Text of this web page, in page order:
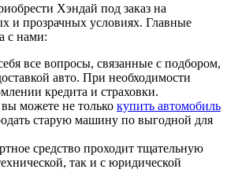
Хэндай под заказ на
и прозрачных условиях. Главные
с нами:
все вопросы, связанные с подбором,
авто. При необходимости
кредита и страховки.
можете не только купить автомобиль
старую машину по выгодной для
средство проходит тщательную
так и с юридической